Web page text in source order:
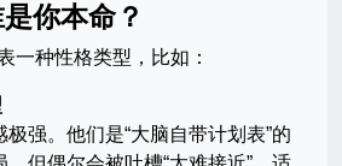
你本命？
一种性格类型，比如：
强。他们是“大脑自带计划表”的